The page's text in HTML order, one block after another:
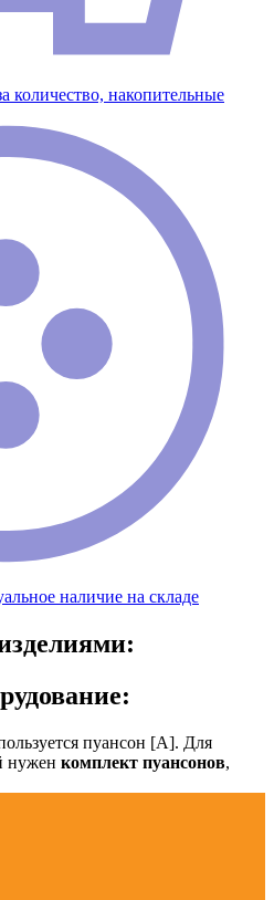
количество, накопительные
наличие на складе
пуансон [А]. Для
нужен комплект пуансонов,